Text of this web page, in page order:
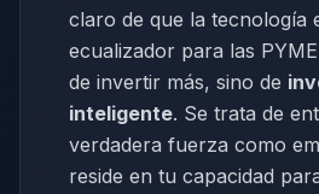
claro de que la tecnología
ecualizador para las
de invertir más, sino de
inteligente. Se trata de
verdadera fuerza como
reside en tu capacidad